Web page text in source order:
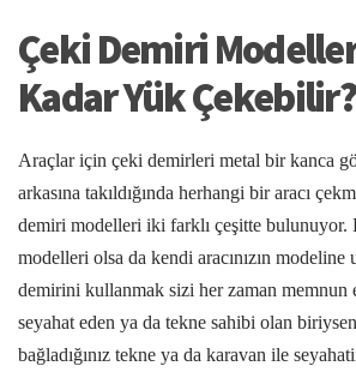
Çeki Demiri
Kadar Yük Çekebilir?
Araçlar için çeki demirleri metal bir kanca
arkasına takıldığında herhangi bir aracı
demiri modelleri iki farklı çeşitte bulunuyor.
modelleri olsa da kendi aracınızın
demirini kullanmak sizi her zaman memnun
seyahat eden ya da tekne sahibi olan
bağladığınız tekne ya da karavan ile